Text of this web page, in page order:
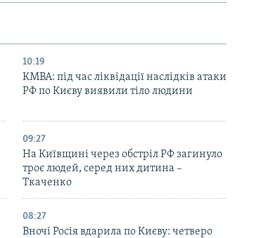
10:19
КМВА: під час ліквідації наслідків атаки
РФ по Києву виявили тіло людини
09:27
На Київщині через обстріл РФ загинуло
троє людей, серед них дитина –
Ткаченко
08:27
Вночі Росія вдарила по Києву: четверо